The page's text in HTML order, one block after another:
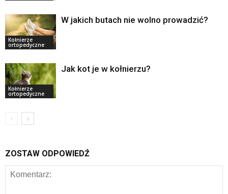
Kołnierze
ortopedyczne
W jakich butach nie wolno prowadzić?
Kołnierze
ortopedyczne
Jak kot je w kołnierzu?
ZOSTAW ODPOWIEDŹ